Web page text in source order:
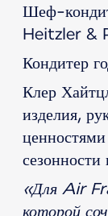
Шеф-
Heitzler &
Кондитер
Клер
изделия,
«Для Air
которой